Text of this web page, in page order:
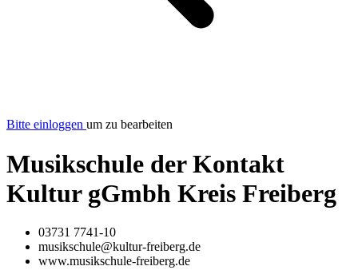
Bitte einloggen um zu bearbeiten
Musikschule der Kontakt
Kultur gGmbh Kreis Freiberg
03731 7741-10
musikschule@kultur-freiberg.de
www.musikschule-freiberg.de